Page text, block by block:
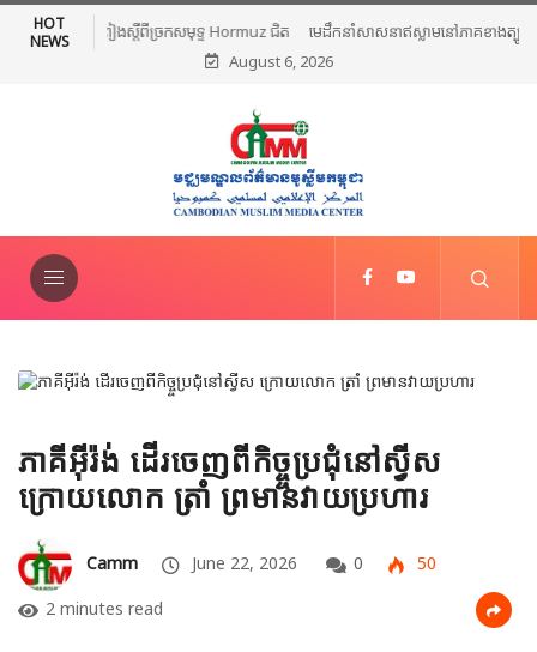
HOT
NEWS
មេដឹកនាំសាសនាឥស្លាមនៅភាគខាងត្បូងថៃរៀបចំពិធីបួងសួងសន្តិភាព និងថ្កោល
ទោសអំពើហិង្សា ក្រោយការវាយប្រហារនៅណារ៉ាធីវ៉ាត់
August 6, 2026
ភាគីអ៊ីរ៉ង់ ដើរចេញពីកិច្ច្ចប្រជុំនៅស្វីស
ក្រោយលោក ត្រាំ ព្រមានវាយប្រហារ
Camm June 22, 2026 0
50
2 minutes read